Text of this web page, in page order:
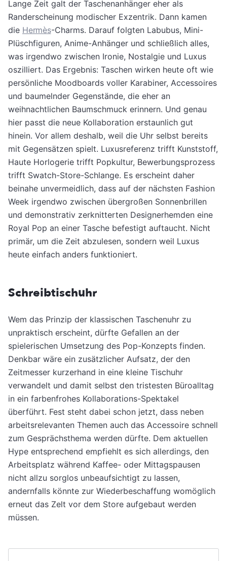
Lange Zeit galt der Taschenanhänger eher als
Randerscheinung modischer Exzentrik. Dann kamen
die Hermès-Charms. Darauf folgten Labubus, Mini-
Plüschfiguren, Anime-Anhänger und schließlich alles,
was irgendwo zwischen Ironie, Nostalgie und Luxus
oszilliert. Das Ergebnis: Taschen wirken heute oft wie
persönliche Moodboards voller Karabiner, Accessoires
und baumelnder Gegenstände, die eher an
weihnachtlichen Baumschmuck erinnern. Und genau
hier passt die neue Kollaboration erstaunlich gut
hinein. Vor allem deshalb, weil die Uhr selbst bereits
mit Gegensätzen spielt. Luxusreferenz trifft Kunststoff,
Haute Horlogerie trifft Popkultur, Bewerbungsprozess
trifft Swatch-Store-Schlange. Es erscheint daher
beinahe unvermeidlich, dass auf der nächsten Fashion
Week irgendwo zwischen übergroßen Sonnenbrillen
und demonstrativ zerknitterten Designerhemden eine
Royal Pop an einer Tasche befestigt auftaucht. Nicht
primär, um die Zeit abzulesen, sondern weil Luxus
heute einfach anders funktioniert.
Schreibtischuhr
Wem das Prinzip der klassischen Taschenuhr zu
unpraktisch erscheint, dürfte Gefallen an der
spielerischen Umsetzung des Pop-Konzepts finden.
Denkbar wäre ein zusätzlicher Aufsatz, der den
Zeitmesser kurzerhand in eine kleine Tischuhr
verwandelt und damit selbst den tristesten Büroalltag
in ein farbenfrohes Kollaborations-Spektakel
überführt. Fest steht dabei schon jetzt, dass neben
arbeitsrelevanten Themen auch das Accessoire schnell
zum Gesprächsthema werden dürfte. Dem aktuellen
Hype entsprechend empfiehlt es sich allerdings, den
Arbeitsplatz während Kaffee- oder Mittagspausen
nicht allzu sorglos unbeaufsichtigt zu lassen,
andernfalls könnte zur Wiederbeschaffung womöglich
erneut das Zelt vor dem Store aufgebaut werden
müssen.